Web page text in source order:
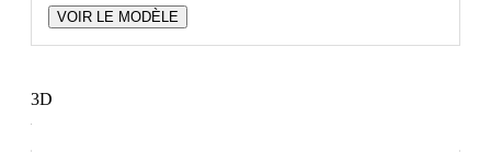
VOIR LE MODÈLE
3D